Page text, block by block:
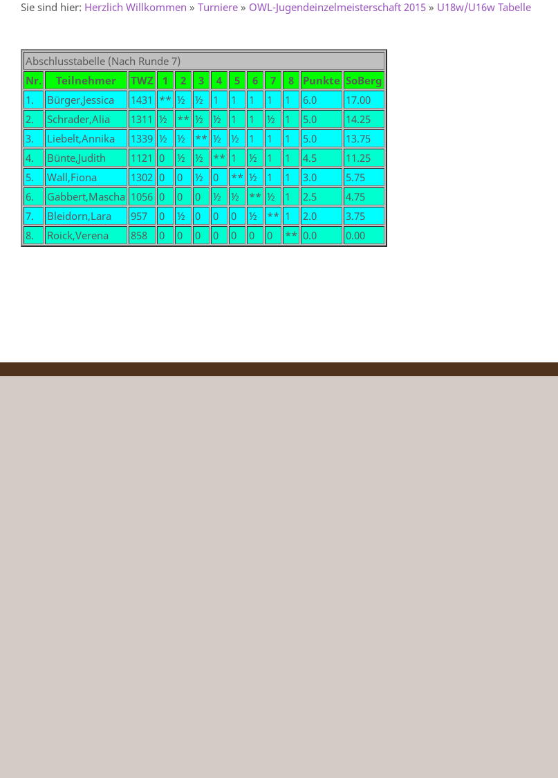
Sie sind hier: Herzlich Willkommen » Turniere » OWL-Jugendeinzelmeisterschaft 2015 » U18w/U16w Tabelle
Abschlusstabelle (Nach Runde 7)
Nr.
Teilnehmer TWZ 1 2 3 4 5 6 7 8 Punkte SoBerg
1.
Bürger,Jessica 1431 ** ½ ½ 1 1 1 1 1 6.0
17.00
2.
Schrader,Alia 1311 ½ ** ½ ½ 1 1 ½ 1 5.0
14.25
3.
Liebelt,Annika 1339 ½ ½ ** ½ ½ 1 1 1 5.0
13.75
4.
Bünte,Judith 1121 0 ½ ½ ** 1 ½ 1 1 4.5
11.25
5.
Wall,Fiona 1302 0 0 ½ 0 ** ½ 1 1 3.0
5.75
6.
Gabbert,Mascha 1056 0 0 0 ½ ½ ** ½ 1 2.5
4.75
7.
Bleidorn,Lara 957 0 ½ 0 0 0 ½ ** 1 2.0
3.75
8.
Roick,Verena 858 0 0 0 0 0 0 0 ** 0.0 0.00